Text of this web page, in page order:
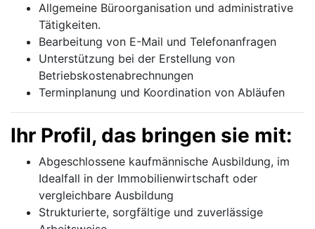
Allgemeine Büroorganisation und administrative
Tätigkeiten.
Bearbeitung von E-Mail und Telefonanfragen
Unterstützung bei der Erstellung von
Betriebskostenabrechnungen
Terminplanung und Koordination von Abläufen
Ihr Profil, das bringen sie mit:
Abgeschlossene kaufmännische Ausbildung, im
Idealfall in der Immobilienwirtschaft oder
vergleichbare Ausbildung
Strukturierte, sorgfältige und zuverlässige